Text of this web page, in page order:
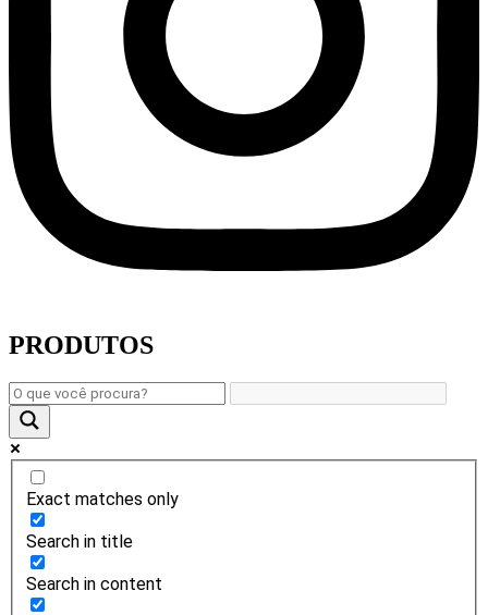
PRODUTOS
Exact matches only
Search in title
Search in content